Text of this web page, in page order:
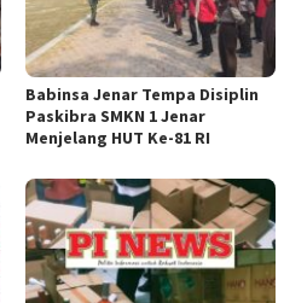
Babinsa Jenar Tempa Disiplin
Paskibra SMKN 1 Jenar
Menjelang HUT Ke-81 RI